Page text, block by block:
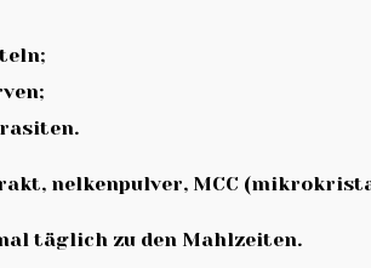
nelkenpulver, MCC
täglich zu den Mahlzeiten.